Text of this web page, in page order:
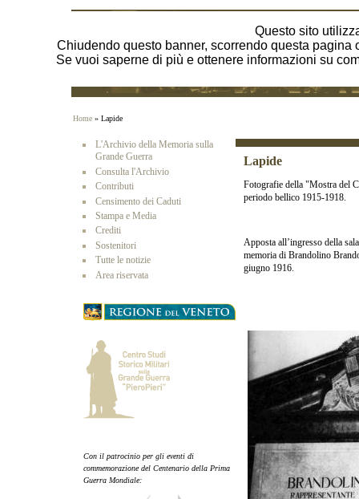
Questo sito
Chiudendo questo banner, scorrendo questa
Se vuoi saperne di più e ottenere informazioni su
Home » Lapide
L'Archivio della Memoria sulla
Grande Guerra
Consulta l'Archivio
Contributi
Censimento dei Caduti
Stampa e Media
Crediti
Sostenitori
Tutte le notizie
Area riservata
Con il patrocinio per gli eventi di
commemorazione del Centenario della Prima
Guerra Mondiale:
Lapide
Fotografie della "Mostra del
periodo bellico 1915-1918.
Apposta all’ingresso della
memoria di Brandolino
giugno 1916.